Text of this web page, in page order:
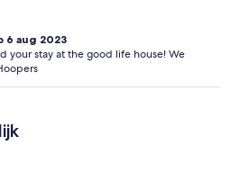
6 aug 2023
your stay at the good life house! We